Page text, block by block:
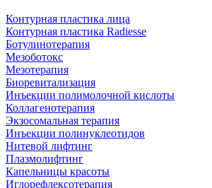
Контурная пластика лица
Контурная пластика Radiesse
Ботулинотерапия
Мезоботокс
Мезотерапия
Биоревитализация
Инъекции полимолочной кислоты
Коллагенотерапия
Экзосомальная терапия
Инъекции полинуклеотидов
Нитевой лифтинг
Плазмолифтинг
Капельницы красоты
Иглорефлексотерапия